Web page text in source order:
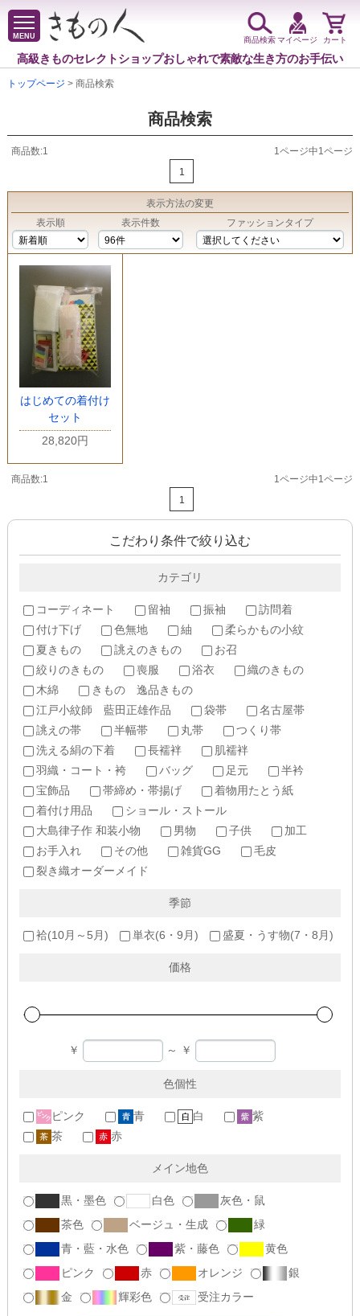
MENU
高級きものセレクトショップおしゃれで素敵な生き方のお手伝い
商品検索マイページ カート
トップページ > 商品検索
商品検索
商品数:1
1ページ中1ページ
1
表示方法の変更
表示順
表示件数 ファッションタイプ
はじめての着付け
セット
28,820円
商品数:1
1ページ中1ページ
1
こだわり条件で絞り込む
カテゴリ
コーディネート 留袖 振袖
訪問着
付け下げ
色無地 紬
柔らかもの小紋
夏きもの
誂えのきもの
お召
絞りのきもの
喪服 浴衣
織のきもの
木綿
きもの 逸品きもの
江戸小紋師 藍田正雄作品
袋帯
名古屋帯
誂えの帯
半幅帯 丸帯
つくり帯
洗える絹の下着
長襦袢
肌襦袢
羽織・コート・袴
バッグ 足元
半衿
宝飾品
帯締め・帯揚げ
着物用たとう紙
着付け用品
ショール・ストール
大島律子作 和装小物
男物 子供
加工
お手入れ
その他 雑貨GG
毛皮
裂き織オーダーメイド
季節
袷(10月～5月) 単衣(6・9月) 盛夏・うす物(7・8月)
価格
￥ ～ ￥
色個性
ピンク 青 白
紫
茶
赤
メイン地色
黒・墨色 白色
灰色・鼠
茶色
ベージュ・生成
緑
青・藍・水色
紫・藤色
黄色
ピンク
赤 オレンジ
銀
金
輝彩色 受注カラー